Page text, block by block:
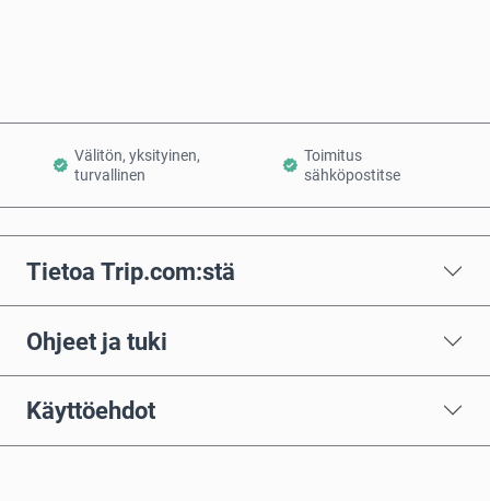
Välitön, yksityinen,
turvallinen
Toimitus
sähköpostitse
Tietoa Trip.com:stä
Ohjeet ja tuki
Käyttöehdot